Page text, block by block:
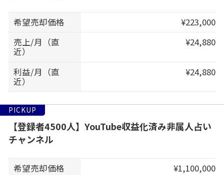
希望売却価格
¥223,000
売上/月（直
近）
¥24,880
利益/月（直
近）
¥24,880
PICKUP
【登録者4500人】YouTube収益化済み非属人占い
チャンネル
希望売却価格
¥1,100,000